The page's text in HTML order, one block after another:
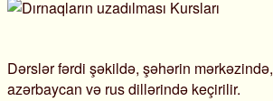
Dərslər fərdi şəkildə, şəhərin mərkəzində,
azərbaycan və rus dillərində keçirilir.